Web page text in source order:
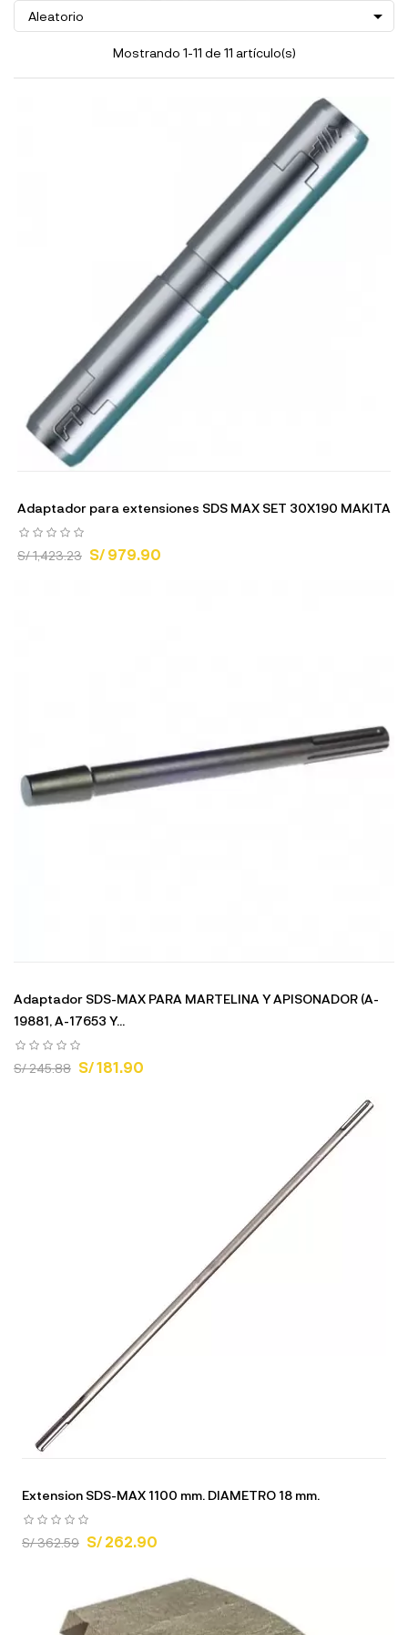
Aleatorio 
Mostrando 1-11 de 11 artículo(s)
Adaptador para extensiones SDS MAX SET 30X190 MAKITA
S/ 1,423.23 S/ 979.90
Adaptador SDS-MAX PARA MARTELINA Y APISONADOR (A-
19881, A-17653 Y...
S/ 245.88 S/ 181.90
Extension SDS-MAX 1100 mm. DIAMETRO 18 mm.
S/ 362.59 S/ 262.90